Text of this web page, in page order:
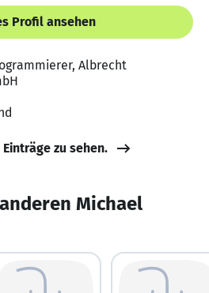
Profil ansehen
Albrecht
zu sehen.
Michael